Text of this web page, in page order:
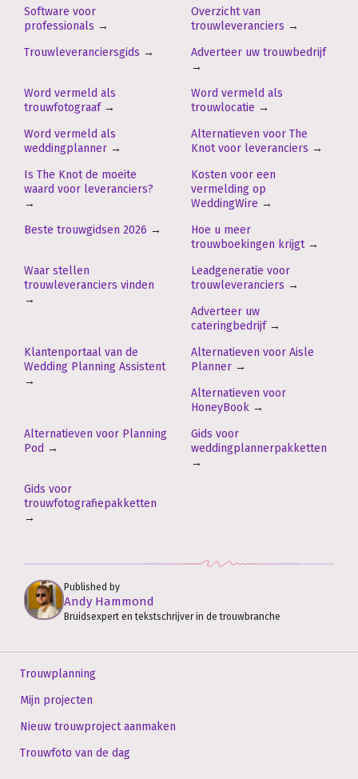
Software voor
professionals →
Overzicht van
trouwleveranciers →
Trouwleveranciersgids →
Adverteer uw trouwbedrijf
→
Word vermeld als
trouwfotograaf→
Word vermeld als
trouwlocatie →
Word vermeld als
weddingplanner →
Alternatieven voor The
Knot voor leveranciers →
Is The Knot de moeite
waard voor leveranciers?
→
Kosten voor een
vermelding op
WeddingWire →
Beste trouwgidsen 2026 →
Hoe u meer
trouwboekingen krijgt→
Waar stellen
trouwleveranciers vinden
→
Leadgeneratie voor
trouwleveranciers →
Adverteer uw
cateringbedrijf→
Klantenportaal van de
Wedding Planning Assistent
→
Alternatieven voor Aisle
Planner →
Alternatieven voor
HoneyBook →
Alternatieven voor Planning
Pod →
Gids voor
weddingplannerpakketten
→
Gids voor
trouwfotografiepakketten
→
Published by
Andy Hammond
Bruidsexpert en tekstschrijver in de trouwbranche
Trouwplanning
Mijn projecten
Nieuw trouwproject aanmaken
Trouwfoto van de dag